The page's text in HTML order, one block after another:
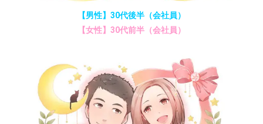
【男性】30代後半（会社員）
【女性】30代前半（会社員）